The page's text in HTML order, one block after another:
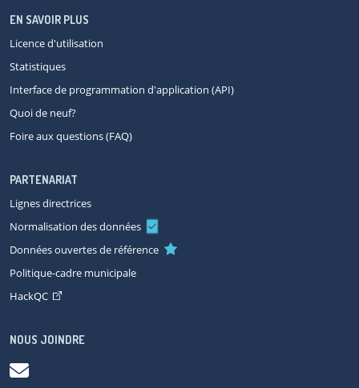
EN SAVOIR PLUS
Licence d'utilisation
Statistiques
Interface de programmation d'application (API)
Quoi de neuf?
Foire aux questions (FAQ)
PARTENARIAT
Lignes directrices
Normalisation des données
Données ouvertes de référence
Politique-cadre municipale
HackQC
NOUS JOINDRE